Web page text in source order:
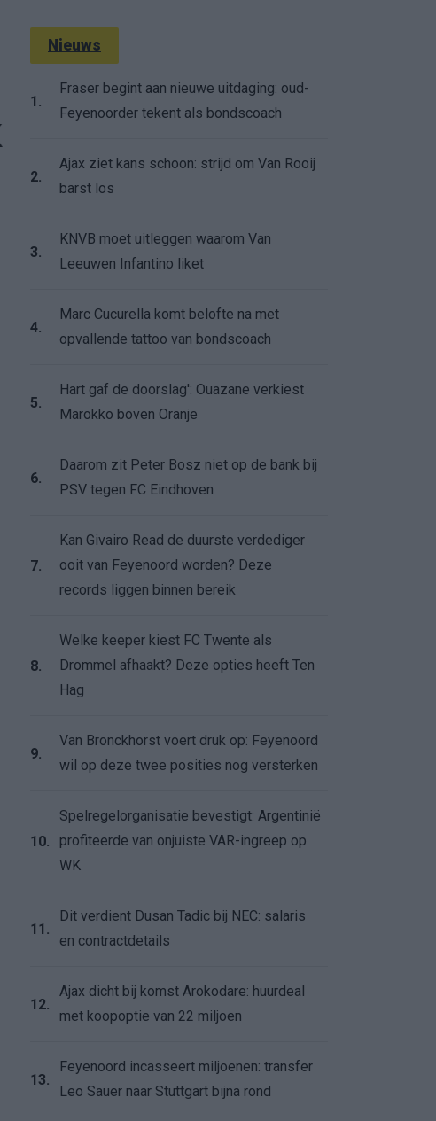
Nieuws
1.
Fraser begint aan nieuwe uitdaging: oud-
Feyenoorder tekent als bondscoach
2.
Ajax ziet kans schoon: strijd om Van Rooij
barst los
3.
KNVB moet uitleggen waarom Van
Leeuwen Infantino liket
4.
Marc Cucurella komt belofte na met
opvallende tattoo van bondscoach
5.
Hart gaf de doorslag': Ouazane verkiest
Marokko boven Oranje
6.
Daarom zit Peter Bosz niet op de bank bij
PSV tegen FC Eindhoven
7.
Kan Givairo Read de duurste verdediger
ooit van Feyenoord worden? Deze
records liggen binnen bereik
8.
Welke keeper kiest FC Twente als
Drommel afhaakt? Deze opties heeft Ten
Hag
9.
Van Bronckhorst voert druk op: Feyenoord
wil op deze twee posities nog versterken
10.
Spelregelorganisatie bevestigt: Argentinië
profiteerde van onjuiste VAR-ingreep op
WK
11.
Dit verdient Dusan Tadic bij NEC: salaris
en contractdetails
12.
Ajax dicht bij komst Arokodare: huurdeal
met koopoptie van 22 miljoen
13.
Feyenoord incasseert miljoenen: transfer
Leo Sauer naar Stuttgart bijna rond